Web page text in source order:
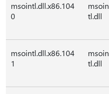
msointl.dll.x86.104
0
msoin
tl.dll
msointl.dll.x86.104
1
msoin
tl.dll